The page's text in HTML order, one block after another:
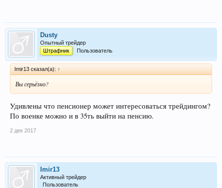
Dusty
Опытный трейдер
Штрафник
Пользователь
Imir13 сказал(а): ↑
Вы серьёзно?
Удивлены что пенсионер может интересоваться трейдингом?
По военке можно и в 35ть выйти на пенсию.
2 дек 2017
Imir13
Активный трейдер
Пользователь